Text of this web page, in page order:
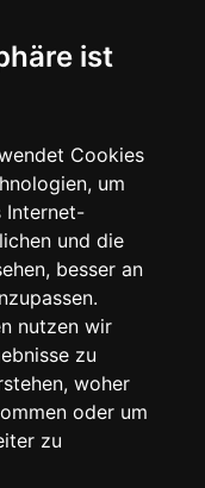
ist
Cookies
um
Internet-
und die
besser an
nutzen wir
zu
woher
oder um
zu
Sprachraum am
482)
für
Kritik sind stets